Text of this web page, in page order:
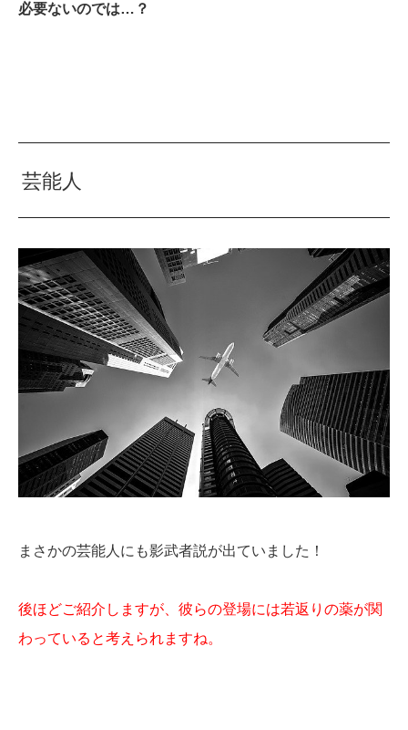
必要ないのでは…？
芸能人
まさかの芸能人にも影武者説が出ていました！
後ほどご紹介しますが、彼らの登場には若返りの薬が関
わっていると考えられますね。